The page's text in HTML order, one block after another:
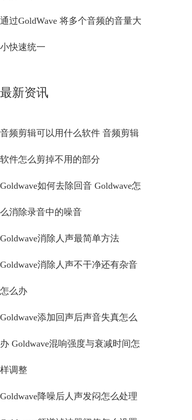
通过GoldWave 将多个音频的音量大
小快速统一
最新资讯
音频剪辑可以用什么软件 音频剪辑
软件怎么剪掉不用的部分
Goldwave如何去除回音 Goldwave怎
么消除录音中的噪音
Goldwave消除人声最简单方法
Goldwave消除人声不干净还有杂音
怎么办
Goldwave添加回声后声音失真怎么
办 Goldwave混响强度与衰减时间怎
样调整
Goldwave降噪后人声发闷怎么处理